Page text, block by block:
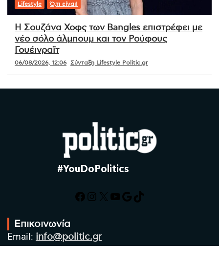
Lifestyle Ό,τι είναι!
Η Σουζάνα Χοφς των Bangles επιστρέφει με
νέο σόλο άλμπουμ και τον Ρούφους
Γουέινραϊτ
06/08/2026, 12:06 Σύνταξη Lifestyle Politic.gr
#YouDoPolitics
Facebook
Instagram
X YouTube
Google
TikTok
Επικοινωνία
Email: info@politic.gr
Τηλ: